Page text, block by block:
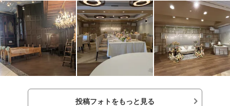
自由なのがポイント。二人の趣味を取り入れた
オープニングムービーや手作りアイテムもその
ような要素を入れたらコンセプトが統一されて
やりやすかった。親の負担を減らしたくて実家
から近いところ、そして予算が安いところにし
た。カジュアルで明るい雰囲気の式場を探し
た。見学をした際に、チャペルが2つから選べる
ところと、ご飯が美味しかったところ、演出は
った。お値段のところと、会場の雰囲気を大事
投稿フォトをもっと見る